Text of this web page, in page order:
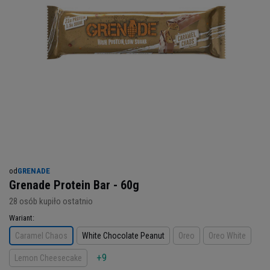
od GRENADE
Grenade Protein Bar - 60g
28 osób kupiło ostatnio
Wariant
Caramel Chaos White Chocolate Peanut Oreo Oreo White
Lemon Cheesecake +9